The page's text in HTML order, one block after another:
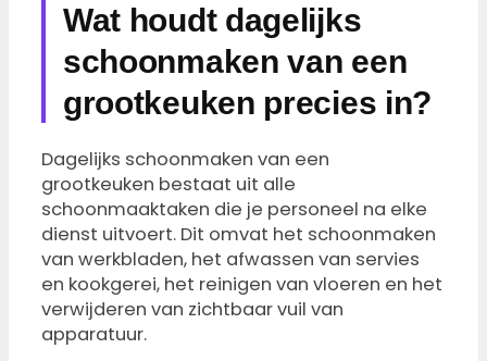
Wat houdt dagelijks
schoonmaken van een
grootkeuken precies in?
Dagelijks schoonmaken van een
grootkeuken bestaat uit alle
schoonmaaktaken die je personeel na elke
dienst uitvoert. Dit omvat het schoonmaken
van werkbladen, het afwassen van servies
en kookgerei, het reinigen van vloeren en het
verwijderen van zichtbaar vuil van
apparatuur.